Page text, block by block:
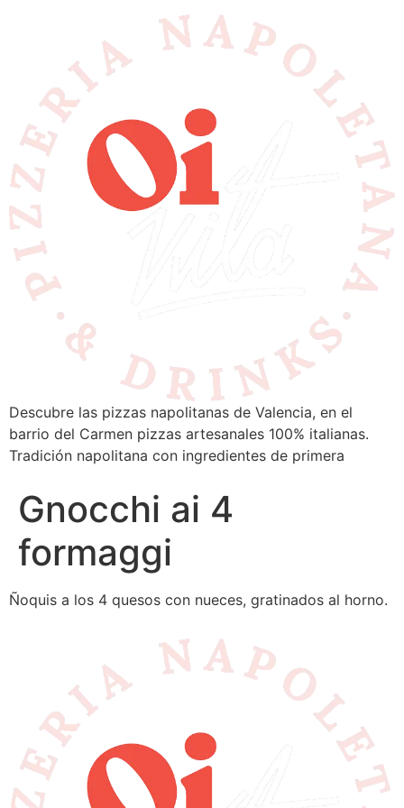
Descubre las pizzas napolitanas de Valencia, en el
barrio del Carmen pizzas artesanales 100% italianas.
Tradición napolitana con ingredientes de primera
Gnocchi ai 4
formaggi
Ñoquis a los 4 quesos con nueces, gratinados al horno.